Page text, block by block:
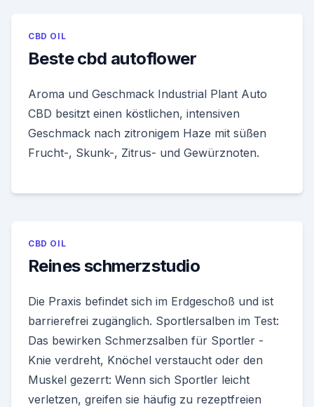
CBD OIL
Beste cbd autoflower
Aroma und Geschmack Industrial Plant Auto
CBD besitzt einen köstlichen, intensiven
Geschmack nach zitronigem Haze mit süßen
Frucht-, Skunk-, Zitrus- und Gewürznoten.
CBD OIL
Reines schmerzstudio
Die Praxis befindet sich im Erdgeschoß und ist
barrierefrei zugänglich. Sportlersalben im Test:
Das bewirken Schmerzsalben für Sportler -
Knie verdreht, Knöchel verstaucht oder den
Muskel gezerrt: Wenn sich Sportler leicht
verletzen, greifen sie häufig zu rezeptfreien